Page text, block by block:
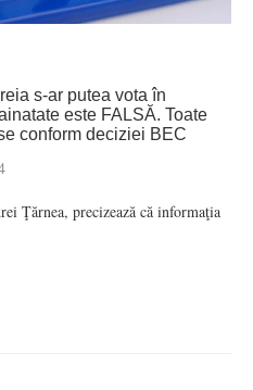
s-ar putea vota în
este FALSĂ. Toate
conform deciziei BEC
Ţărnea, precizează că informaţia